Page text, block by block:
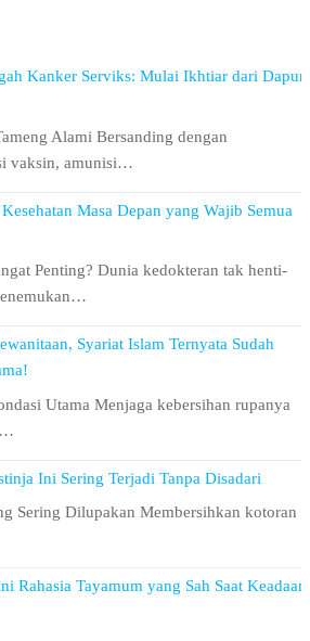
Kanker Serviks: Mulai Ikhtiar dari Dapur
Alami Bersanding dengan
vaksin, amunisi…
Kesehatan Masa Depan yang Wajib Semua
Penting? Dunia kedokteran tak henti-
Syariat Islam Ternyata Sudah
Utama Menjaga kebersihan rupanya
Ini Sering Terjadi Tanpa Disadari
Sering Dilupakan Membersihkan kotoran
Rahasia Tayamum yang Sah Saat Keadaan